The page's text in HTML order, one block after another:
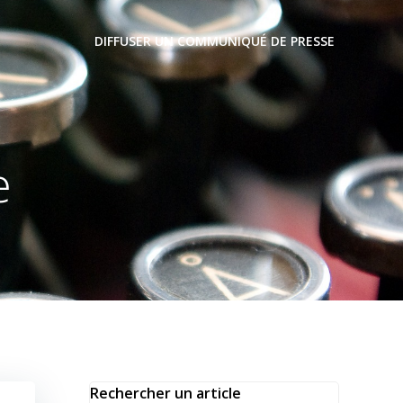
DIFFUSER UN COMMUNIQUÉ DE PRESSE
Rechercher un article